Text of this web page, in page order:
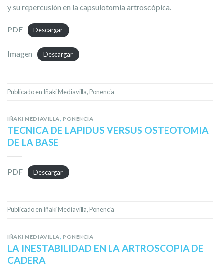
y su repercusión en la capsulotomía artroscópica.
PDF Descargar
Imagen Descargar
Publicado en Iñaki Mediavilla, Ponencia
IÑAKI MEDIAVILLA ,PONENCIA
TECNICA DE LAPIDUS VERSUS OSTEOTOMIA
DE LA BASE
PDF Descargar
Publicado en Iñaki Mediavilla, Ponencia
IÑAKI MEDIAVILLA ,PONENCIA
LA INESTABILIDAD EN LA ARTROSCOPIA DE
CADERA